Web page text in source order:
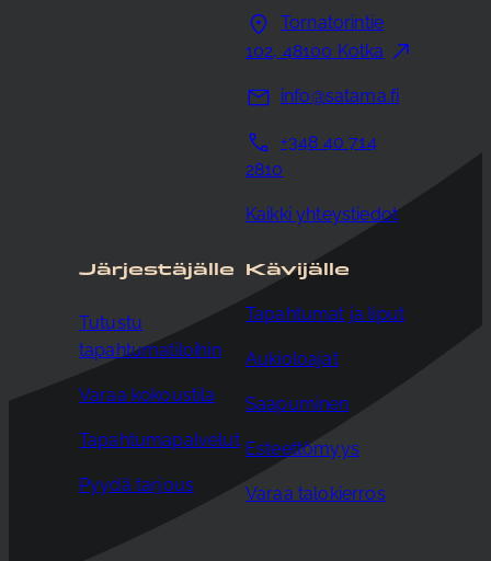
Tornatorintie
102, 48100 Kotka
info@satama.fi
+348 40 714
2810
Kaikki yhteystiedot
Järjestäjälle
Tutustu
tapahtumatiloihin
Varaa kokoustila
Tapahtumapalvelut
Pyydä tarjous
Kävijälle
Tapahtumat ja liput
Aukioloajat
Saapuminen
Esteettömyys
Varaa talokierros